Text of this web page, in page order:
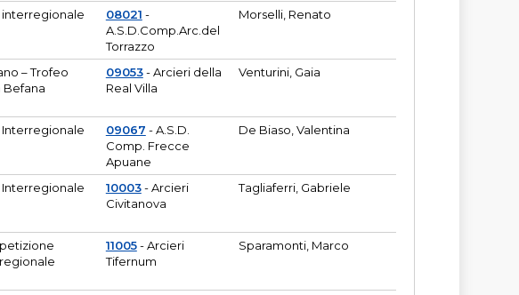
interregionale
08021 -
A.S.D.Comp.Arc.del
Torrazzo
Morselli, Renato
– Trofeo
Befana
09053- Arcieri della
Real Villa
Venturini, Gaia
Interregionale 09067 - A.S.D.
Comp. Frecce
Apuane
De Biaso, Valentina
Interregionale 10003- Arcieri
Civitanova
Tagliaferri, Gabriele
11005- Arcieri
Tifernum
Sparamonti, Marco